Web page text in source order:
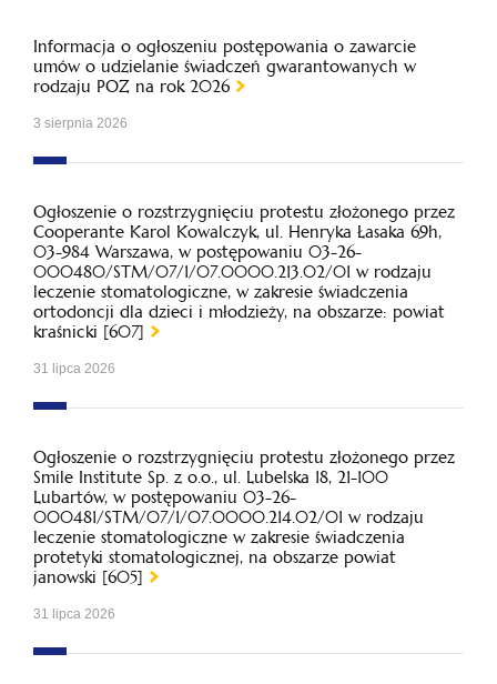
Informacja o ogłoszeniu postępowania o zawarcie
umów o udzielanie świadczeń gwarantowanych w
rodzaju POZ na rok 2026
3 sierpnia 2026
Ogłoszenie o rozstrzygnięciu protestu złożonego przez
Cooperante Karol Kowalczyk, ul. Henryka Łasaka 69h,
03-984 Warszawa, w postępowaniu 03-26-
000480/STM/07/1/07.0000.213.02/01 w rodzaju
leczenie stomatologiczne, w zakresie świadczenia
ortodoncji dla dzieci i młodzieży, na obszarze: powiat
kraśnicki [607]
31 lipca 2026
Ogłoszenie o rozstrzygnięciu protestu złożonego przez
Smile Institute Sp. z o.o., ul. Lubelska 18, 21-100
Lubartów, w postępowaniu 03-26-
000481/STM/07/1/07.0000.214.02/01 w rodzaju
leczenie stomatologiczne w zakresie świadczenia
protetyki stomatologicznej, na obszarze powiat
janowski [605]
31 lipca 2026